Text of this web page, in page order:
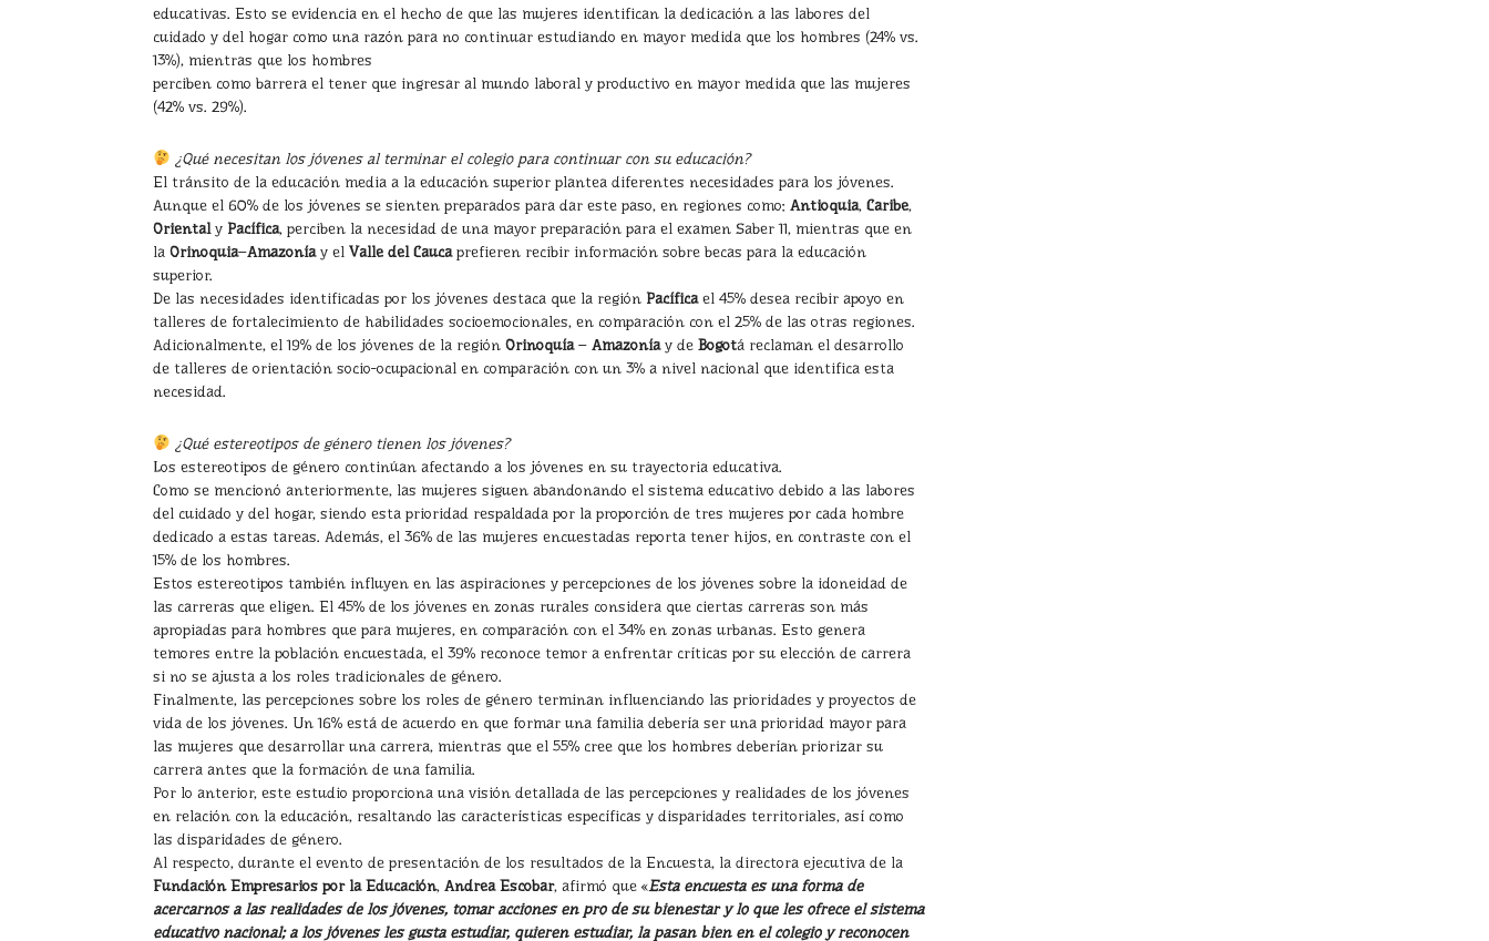
educativas. Esto se evidencia en el hecho de que las mujeres identifican la dedicación a las labores del
cuidado y del hogar como una razón para no continuar estudiando en mayor medida que los hombres (24% vs.
13%), mientras que los hombres
perciben como barrera el tener que ingresar al mundo laboral y productivo en mayor medida que las mujeres
(42% vs. 29%).
¿Qué necesitan los jóvenes al terminar el colegio para continuar con su educación?
El tránsito de la educación media a la educación superior plantea diferentes necesidades para los jóvenes.
Aunque el 60% de los jóvenes se sienten preparados para dar este paso, en regiones como: Antioquia, Caribe,
Oriental y Pacífica, perciben la necesidad de una mayor preparación para el examen Saber 11, mientras que en
la Orinoquia–Amazoníay el Valle del Caucaprefieren recibir información sobre becas para la educación
superior.
De las necesidades identificadas por los jóvenes destaca que la región Pacíficael 45% desea recibir apoyo en
talleres de fortalecimiento de habilidades socioemocionales, en comparación con el 25% de las otras regiones.
Adicionalmente, el 19% de los jóvenes de la región Orinoquía– Amazoníay de Bogotá reclaman el desarrollo
de talleres de orientación socio-ocupacional en comparación con un 3% a nivel nacional que identifica esta
necesidad.
¿Qué estereotipos de género tienen los jóvenes?
Los estereotipos de género continúan afectando a los jóvenes en su trayectoria educativa.
Como se mencionó anteriormente, las mujeres siguen abandonando el sistema educativo debido a las labores
del cuidado y del hogar, siendo esta prioridad respaldada por la proporción de tres mujeres por cada hombre
dedicado a estas tareas. Además, el 36% de las mujeres encuestadas reporta tener hijos, en contraste con el
15% de los hombres.
Estos estereotipos también influyen en las aspiraciones y percepciones de los jóvenes sobre la idoneidad de
las carreras que eligen. El 45% de los jóvenes en zonas rurales considera que ciertas carreras son más
apropiadas para hombres que para mujeres, en comparación con el 34% en zonas urbanas. Esto genera
temores entre la población encuestada, el 39% reconoce temor a enfrentar críticas por su elección de carrera
si no se ajusta a los roles tradicionales de género.
Finalmente, las percepciones sobre los roles de género terminan influenciando las prioridades y proyectos de
vida de los jóvenes. Un 16% está de acuerdo en que formar una familia debería ser una prioridad mayor para
las mujeres que desarrollar una carrera, mientras que el 55% cree que los hombres deberían priorizar su
carrera antes que la formación de una familia.
Por lo anterior, este estudio proporciona una visión detallada de las percepciones y realidades de los jóvenes
en relación con la educación, resaltando las características específicas y disparidades territoriales, así como
las disparidades de género.
Al respecto, durante el evento de presentación de los resultados de la Encuesta, la directora ejecutiva de la
Fundación Empresarios por la Educación, Andrea Escobar, afirmó que «Esta encuesta es una forma de
acercarnos a las realidades de los jóvenes, tomar acciones en pro de su bienestar y lo que les ofrece el sistema
educativo nacional; a los jóvenes les gusta estudiar, quieren estudiar, la pasan bien en el colegio y reconocen